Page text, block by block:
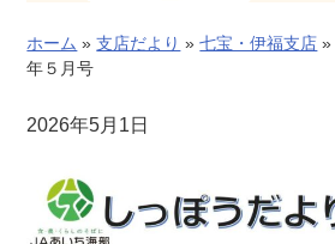
ホーム » 支店だより » 七宝・伊福支店 »
年５月号
2026年5月1日